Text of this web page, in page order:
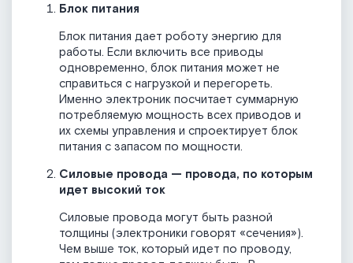
Блок питания
Блок питания дает роботу энергию для
работы. Если включить все приводы
одновременно, блок питания может не
справиться с нагрузкой и перегореть.
Именно электроник посчитает суммарную
потребляемую мощность всех приводов и
их схемы управления и спроектирует блок
питания с запасом по мощности.
Силовые провода — провода, по которым
идет высокий ток
Силовые провода могут быть разной
толщины (электроники говорят «сечения»).
Чем выше ток, который идет по проводу,